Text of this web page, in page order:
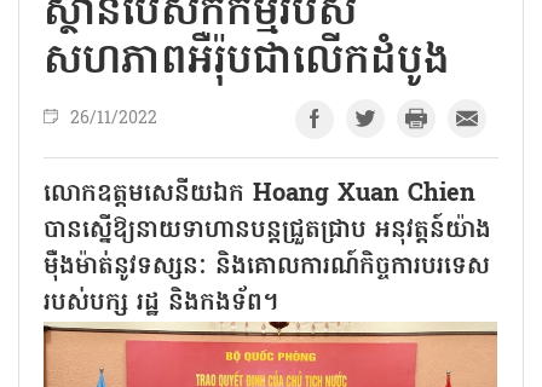
ស្ថានបេសកកម្ម​របស់
សហភាពអឺរ៉ុបជាលើកដំបូង
26/11/2022
លោកឧត្តមសេនីយឯក Hoang Xuan Chien
បានស្នើឱ្យនាយទាហានបន្តជ្រួតជ្រាប អនុវត្តន៍យ៉ាង
ម៉ឺងម៉ាត់នូវទស្សនៈ និងគោលការណ៍កិច្ចការបរទេស
របស់បក្ស រដ្ឋ និងកងទ័ព។